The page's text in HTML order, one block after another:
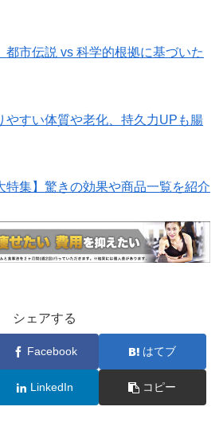
都市伝説 vs 科学的根拠に基づいた
すい体質や老化、持久力UPも腸
集】驚きの効果や商品一覧を紹介
シェアする
Facebook はてブ
LinkedIn コピー